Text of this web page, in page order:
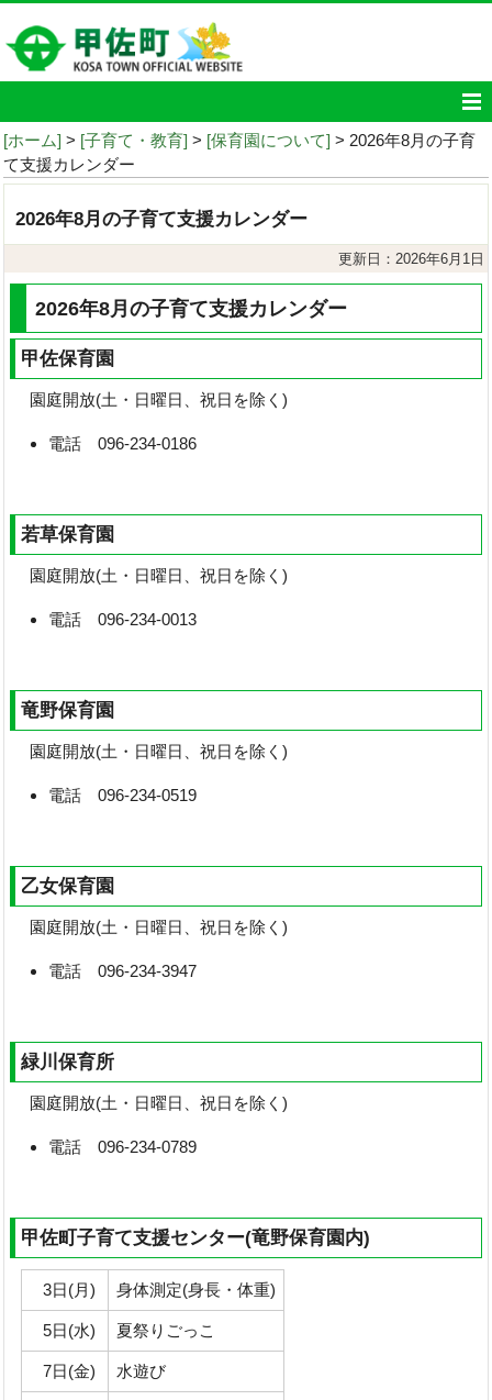
[ホーム] > [子育て・教育] > [保育園について] > 2026年8月の子育
て支援カレンダー
2026年8月の子育て支援カレンダー
更新日：2026年6月1日
2026年8月の子育て支援カレンダー
甲佐保育園
園庭開放(土・日曜日、祝日を除く)
電話 096-234-0186
若草保育園
園庭開放(土・日曜日、祝日を除く)
電話 096-234-0013
竜野保育園
園庭開放(土・日曜日、祝日を除く)
電話 096-234-0519
乙女保育園
園庭開放(土・日曜日、祝日を除く)
電話 096-234-3947
緑川保育所
園庭開放(土・日曜日、祝日を除く)
電話 096-234-0789
甲佐町子育て支援センター(竜野保育園内)
3日(月) 身体測定(身長・体重)
5日(水) 夏祭りごっこ
7日(金) 水遊び